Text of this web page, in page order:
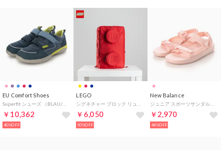
EU Comfort Shoes
￥10,362
40%OFF
LEGO
￥6,050
50%OFF
New Balance
￥2,970
44%OFF